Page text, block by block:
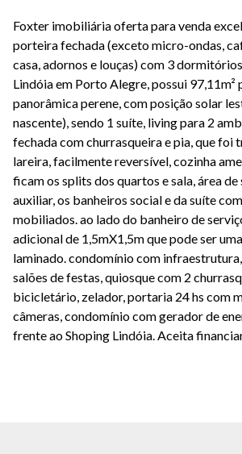
Foxter imobiliária oferta para venda
porteira fechada (exceto micro-ondas,
casa, adornos e louças) com 3
Lindóia em Porto Alegre, possui
panorâmica perene, com posição solar
nascente), sendo 1 suíte, living para 2
fechada com churrasqueira e pia, que foi
lareira, facilmente reversível, cozinha
ficam os splits dos quartos e sala, área
auxiliar, os banheiros social e da suíte
mobiliados. ao lado do banheiro de
adicional de 1,5mX1,5m que pode ser
laminado. condomínio com
salões de festas, quiosque com 2
bicicletário, zelador, portaria 24 hs com
câmeras, condomínio com gerador de
frente ao Shoping Lindóia. Aceita